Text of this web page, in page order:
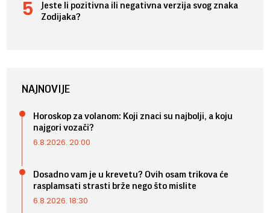
Jeste li pozitivna ili negativna verzija svog znaka
Zodijaka?
NAJNOVIJE
Horoskop za volanom: Koji znaci su najbolji, a koju
najgori vozači?
6.8.2026. 20:00
Dosadno vam je u krevetu? Ovih osam trikova će
rasplamsati strasti brže nego što mislite
6.8.2026. 18:30